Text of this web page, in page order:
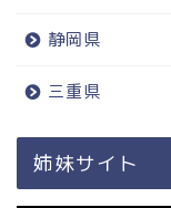
静岡県
三重県
姉妹サイト